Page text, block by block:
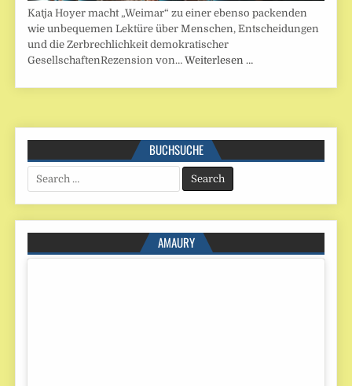
Katja Hoyer macht „Weimar“ zu einer ebenso packenden
wie unbequemen Lektüre über Menschen, Entscheidungen
und die Zerbrechlichkeit demokratischer
GesellschaftenRezension von…Weiterlesen …
BUCHSUCHE
Search
for:
AMAURY